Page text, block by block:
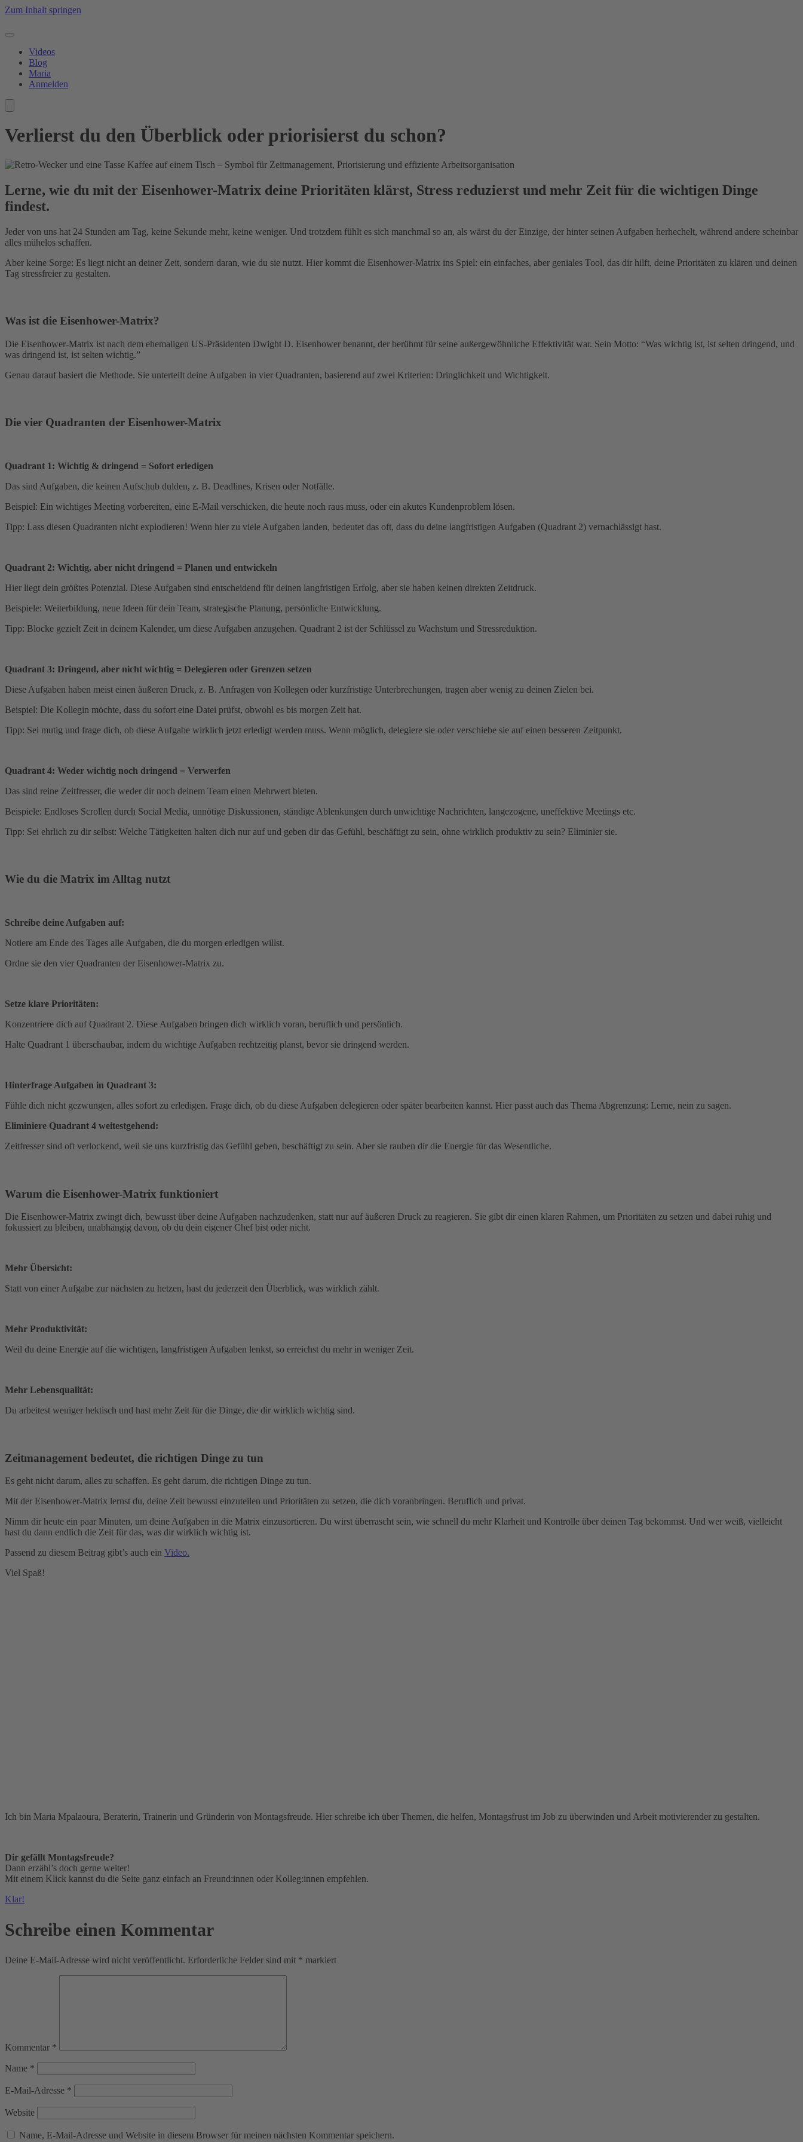
Zum Inhalt springen
Videos
Blog
Maria
Anmelden
Verlierst du den Überblick oder priorisierst du schon?
Lerne, wie du mit der Eisenhower-Matrix deine Prioritäten klärst, Stress reduzierst und mehr Zeit für die wichtigen Dinge
findest.
Jeder von uns hat 24 Stunden am Tag, keine Sekunde mehr, keine weniger. Und trotzdem fühlt es sich manchmal so an, als wärst du der Einzige, der hinter seinen Aufgaben herhechelt, während andere scheinbar
alles mühelos schaffen.
Aber keine Sorge: Es liegt nicht an deiner Zeit, sondern daran, wie du sie nutzt. Hier kommt die Eisenhower-Matrix ins Spiel: ein einfaches, aber geniales Tool, das dir hilft, deine Prioritäten zu klären und deinen
Tag stressfreier zu gestalten.
Was ist die Eisenhower-Matrix?
Die Eisenhower-Matrix ist nach dem ehemaligen US-Präsidenten Dwight D. Eisenhower benannt, der berühmt für seine außergewöhnliche Effektivität war. Sein Motto: “Was wichtig ist, ist selten dringend, und
was dringend ist, ist selten wichtig.”
Genau darauf basiert die Methode. Sie unterteilt deine Aufgaben in vier Quadranten, basierend auf zwei Kriterien: Dringlichkeit und Wichtigkeit.
Die vier Quadranten der Eisenhower-Matrix
Quadrant 1: Wichtig & dringend = Sofort erledigen
Das sind Aufgaben, die keinen Aufschub dulden, z. B. Deadlines, Krisen oder Notfälle.
Beispiel: Ein wichtiges Meeting vorbereiten, eine E-Mail verschicken, die heute noch raus muss, oder ein akutes Kundenproblem lösen.
Tipp: Lass diesen Quadranten nicht explodieren! Wenn hier zu viele Aufgaben landen, bedeutet das oft, dass du deine langfristigen Aufgaben (Quadrant 2) vernachlässigt hast.
Quadrant 2: Wichtig, aber nicht dringend = Planen und entwickeln
Hier liegt dein größtes Potenzial. Diese Aufgaben sind entscheidend für deinen langfristigen Erfolg, aber sie haben keinen direkten Zeitdruck.
Beispiele: Weiterbildung, neue Ideen für dein Team, strategische Planung, persönliche Entwicklung.
Tipp: Blocke gezielt Zeit in deinem Kalender, um diese Aufgaben anzugehen. Quadrant 2 ist der Schlüssel zu Wachstum und Stressreduktion.
Quadrant 3: Dringend, aber nicht wichtig = Delegieren oder Grenzen setzen
Diese Aufgaben haben meist einen äußeren Druck, z. B. Anfragen von Kollegen oder kurzfristige Unterbrechungen, tragen aber wenig zu deinen Zielen bei.
Beispiel: Die Kollegin möchte, dass du sofort eine Datei prüfst, obwohl es bis morgen Zeit hat.
Tipp: Sei mutig und frage dich, ob diese Aufgabe wirklich jetzt erledigt werden muss. Wenn möglich, delegiere sie oder verschiebe sie auf einen besseren Zeitpunkt.
Quadrant 4: Weder wichtig noch dringend = Verwerfen
Das sind reine Zeitfresser, die weder dir noch deinem Team einen Mehrwert bieten.
Beispiele: Endloses Scrollen durch Social Media, unnötige Diskussionen, ständige Ablenkungen durch unwichtige Nachrichten, langezogene, uneffektive Meetings etc.
Tipp: Sei ehrlich zu dir selbst: Welche Tätigkeiten halten dich nur auf und geben dir das Gefühl, beschäftigt zu sein, ohne wirklich produktiv zu sein? Eliminier sie.
Wie du die Matrix im Alltag nutzt
Schreibe deine Aufgaben auf:
Notiere am Ende des Tages alle Aufgaben, die du morgen erledigen willst.
Ordne sie den vier Quadranten der Eisenhower-Matrix zu.
Setze klare Prioritäten:
Konzentriere dich auf Quadrant 2. Diese Aufgaben bringen dich wirklich voran, beruflich und persönlich.
Halte Quadrant 1 überschaubar, indem du wichtige Aufgaben rechtzeitig planst, bevor sie dringend werden.
Hinterfrage Aufgaben in Quadrant 3:
Fühle dich nicht gezwungen, alles sofort zu erledigen. Frage dich, ob du diese Aufgaben delegieren oder später bearbeiten kannst. Hier passt auch das Thema Abgrenzung: Lerne, nein zu sagen.
Eliminiere Quadrant 4 weitestgehend:
Zeitfresser sind oft verlockend, weil sie uns kurzfristig das Gefühl geben, beschäftigt zu sein. Aber sie rauben dir die Energie für das Wesentliche.
Warum die Eisenhower-Matrix funktioniert
Die Eisenhower-Matrix zwingt dich, bewusst über deine Aufgaben nachzudenken, statt nur auf äußeren Druck zu reagieren. Sie gibt dir einen klaren Rahmen, um Prioritäten zu setzen und dabei ruhig und
fokussiert zu bleiben, unabhängig davon, ob du dein eigener Chef bist oder nicht.
Mehr Übersicht:
Statt von einer Aufgabe zur nächsten zu hetzen, hast du jederzeit den Überblick, was wirklich zählt.
Mehr Produktivität:
Weil du deine Energie auf die wichtigen, langfristigen Aufgaben lenkst, so erreichst du mehr in weniger Zeit.
Mehr Lebensqualität:
Du arbeitest weniger hektisch und hast mehr Zeit für die Dinge, die dir wirklich wichtig sind.
Zeitmanagement bedeutet, die richtigen Dinge zu tun
Es geht nicht darum, alles zu schaffen. Es geht darum, die richtigen Dinge zu tun.
Mit der Eisenhower-Matrix lernst du, deine Zeit bewusst einzuteilen und Prioritäten zu setzen, die dich voranbringen. Beruflich und privat.
Nimm dir heute ein paar Minuten, um deine Aufgaben in die Matrix einzusortieren. Du wirst überrascht sein, wie schnell du mehr Klarheit und Kontrolle über deinen Tag bekommst. Und wer weiß, vielleicht
hast du dann endlich die Zeit für das, was dir wirklich wichtig ist.
Passend zu diesem Beitrag gibt’s auch ein Video.
Viel Spaß!
Ich bin Maria Mpalaoura, Beraterin, Trainerin und Gründerin von Montagsfreude. Hier schreibe ich über Themen, die helfen, Montagsfrust im Job zu überwinden und Arbeit motivierender zu gestalten.
Dir gefällt Montagsfreude?
Dann erzähl’s doch gerne weiter!
Mit einem Klick kannst du die Seite ganz einfach an Freund:innen oder Kolleg:innen empfehlen.
Klar!
Schreibe einen Kommentar
Deine E-Mail-Adresse wird nicht veröffentlicht. Erforderliche Felder sind mit * markiert
Kommentar *
Name *
E-Mail-Adresse *
Website
Name, E-Mail-Adresse und Website in diesem Browser für meinen nächsten Kommentar speichern.